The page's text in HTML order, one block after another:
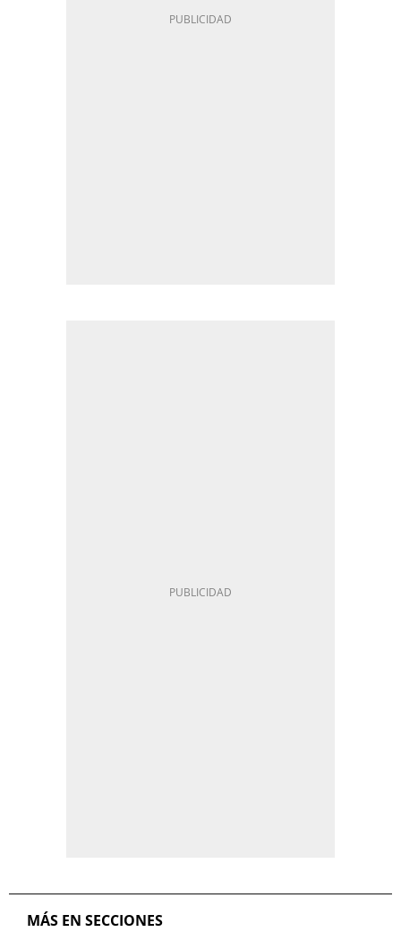
MÁS EN SECCIONES